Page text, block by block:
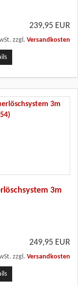
239,95 EUR
zzgl. Versandkosten
3m
249,95 EUR
zzgl. Versandkosten